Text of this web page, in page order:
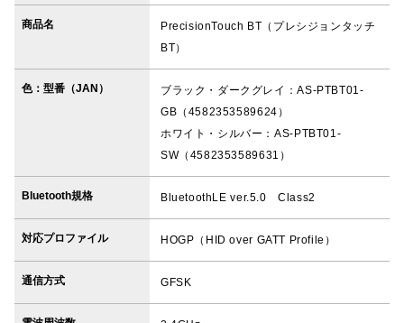
商品名
PrecisionTouch BT（プレシジョンタッチ
BT）
色：型番（JAN）
ブラック・ダークグレイ：AS-PTBT01-
GB（4582353589624）
ホワイト・シルバー：AS-PTBT01-
SW（4582353589631）
Bluetooth規格 BluetoothLE ver.5.0 Class2
対応プロファイル HOGP（HID over GATT Profile）
通信方式 GFSK